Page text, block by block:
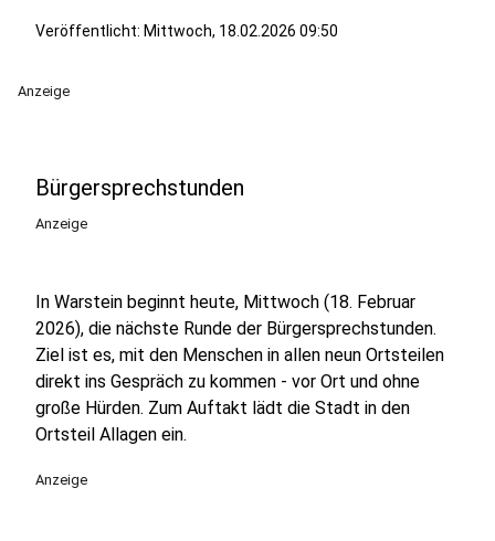
Veröffentlicht: Mittwoch, 18.02.2026 09:50
Anzeige
Bürgersprechstunden
Anzeige
In Warstein beginnt heute, Mittwoch (18. Februar
2026), die nächste Runde der Bürgersprechstunden.
Ziel ist es, mit den Menschen in allen neun Ortsteilen
direkt ins Gespräch zu kommen - vor Ort und ohne
große Hürden. Zum Auftakt lädt die Stadt in den
Ortsteil Allagen ein.
Anzeige